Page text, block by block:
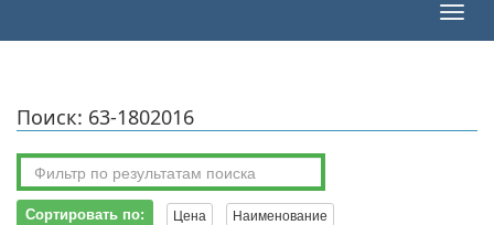
Поиск: 63-1802016
Сортировать по: Цена Наименование